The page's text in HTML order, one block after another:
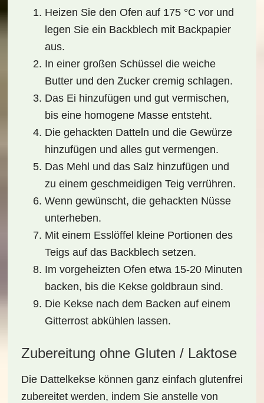
Heizen Sie den Ofen auf 175 °C vor und
legen Sie ein Backblech mit Backpapier
aus.
In einer großen Schüssel die weiche
Butter und den Zucker cremig schlagen.
Das Ei hinzufügen und gut vermischen,
bis eine homogene Masse entsteht.
Die gehackten Datteln und die Gewürze
hinzufügen und alles gut vermengen.
Das Mehl und das Salz hinzufügen und
zu einem geschmeidigen Teig verrühren.
Wenn gewünscht, die gehackten Nüsse
unterheben.
Mit einem Esslöffel kleine Portionen des
Teigs auf das Backblech setzen.
Im vorgeheizten Ofen etwa 15-20 Minuten
backen, bis die Kekse goldbraun sind.
Die Kekse nach dem Backen auf einem
Gitterrost abkühlen lassen.
Zubereitung ohne Gluten / Laktose
Die Dattelkekse können ganz einfach glutenfrei
zubereitet werden, indem Sie anstelle von